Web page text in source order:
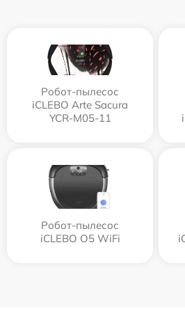
Робот-пылесос
iCLEBO Arte Sacura
YCR-M05-11
Робот-пылесос
iCLEBO O5 WiFi